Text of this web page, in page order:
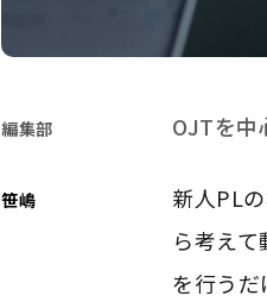
編集部 OJTを中
笹嶋
新人PL
ら考え
を行う